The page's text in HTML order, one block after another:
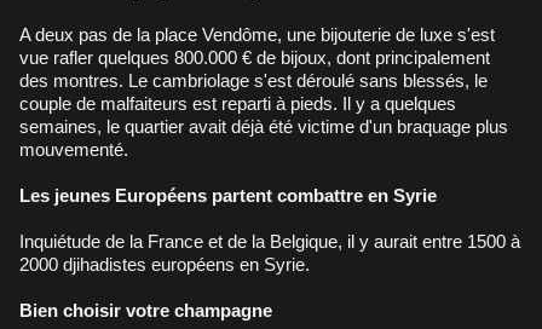
A deux pas de la place Vendôme, une bijouterie de luxe s'est
vue rafler quelques 800.000 € de bijoux, dont principalement
des montres. Le cambriolage s'est déroulé sans blessés, le
couple de malfaiteurs est reparti à pieds. Il y a quelques
semaines, le quartier avait déjà été victime d'un braquage plus
mouvementé.
Les jeunes Européens partent combattre en Syrie
Inquiétude de la France et de la Belgique, il y aurait entre 1500 à
2000 djihadistes européens en Syrie.
Bien choisir votre champagne